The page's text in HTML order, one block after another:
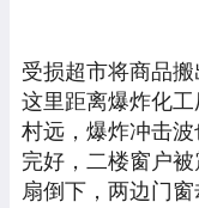
受损超市将商品
这里距离爆炸化
村远，爆炸冲击
完好，二楼窗户
扇倒下，两边门